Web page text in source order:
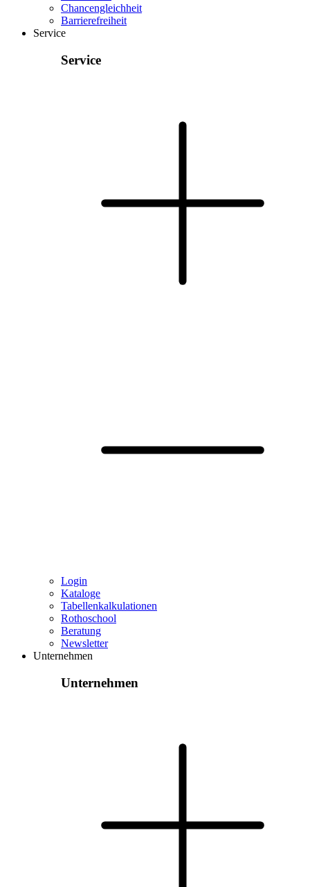
Chancengleichheit
Barrierefreiheit
Service
Service
Login
Kataloge
Tabellenkalkulationen
Rothoschool
Beratung
Newsletter
Unternehmen
Unternehmen